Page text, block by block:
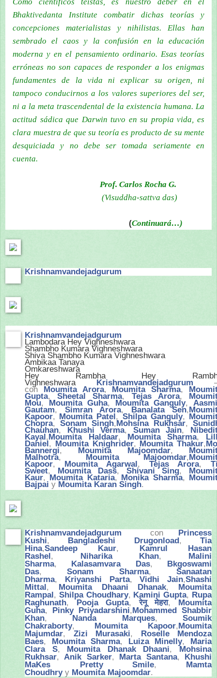
Bhaktivedanta Institute combatir dichas teorías y
concepciones materialistas y nihilistas. Ellas han
sembrado el caos y la confusión en la educación
moderna y en el pensamiento ordinario. Esas teorías
erróneas no son capaces de responder a los enigmas
fundamentes de la vida ni explicar su origen, ni
tampoco conducirnos a los valores superiores del ser,
ni a la meta trascendental de la existencia humana. La
actitud sádica que Darwin tuvo en su propia vida, es
clara muestra de que su teoría es producto de su mente
desquiciada y no debe ser tomada seriamente en
cuenta.
Prof. Carlos Rocha G.
(Visuddha-sattva das)
(Continuará…)
Krishnamvandejadgurum
Krishnamvandejadgurum
Lambodara Hey Vighneshwara
Shambho Kumara Vighneshwara
Shiva Shambho Kumara Vighneshwara
Ambikaa Tanaya
Omkareshwara
Hey Rambha Hey
Vighneshwara Krishnamvandejadgurum
con Moumita Arora, Moumita Sharma,
Gupta,Sheetal Sharma, Tejas Arora,
Mou,Moumita Guha, Moumita Ganguly,
Gautam, Simran Arora, Banalata Sen,
Kapoor, Moumita Patel,Shilpa Ganguly,
Chopra, Sonam Singh,Mohsina Rukhsar,
Chauhan, Khushi Verma, Suman Jain,
Kayal,Moumita Haldaar, Moumita Sharma,
Daniel, Moumita Knighrider, Moumita Thakur,
Bannergi, Moumita Majoomdar,
Malhotra, Moumita Majoomdar,
Kapoor, Moumita Agarwal, Tejas Arora,
Sweet, Moumita Dass, Shivani Sing,
Kaur,Moumita Kataria, Monika Sharma,
Bajpai y Moumita Karan Singh.
Krishnamvandejadgurum con Princess
Kushi, Bangladeshi Drugonload,Tia
Hina,Sandeep Kaur, Kamrul Hasan
Rashel, Niharika Khan, Malini
Sharma, Kalasamvara Das, Bkgoswami
Das,Sonam Sharma,Sanaatan
Dharma, Kriyanshi Parta,Vidhi Jain,Shashi
Mittal, Moumita Dhaani Dhanak, Moumita
Rampal, Shilpa Choudhary, Kamini Gupta, Rupa
Raghunath,Pooja Gupta,रेनू मेहरा, Moumita
Guha, Pinky Priyadarshini,Mohammed Shabbir
Khan,Nanda Marques,Soumik
Chakraborty, Moumita Kapoor,Moumita
Majumdar, Zizi Murasaki, Roselle Mendoza
Baes, Moumita Sharma, Luiza Minelly, Maria
Clara S, Moumita Dhanak Dhaani,Mohsina
Rukhsar,Anik Sarker, Marta Santana, Khushi
MaKes Pretty Smile, Mamta
Choudhryy Moumita Majoomdar.